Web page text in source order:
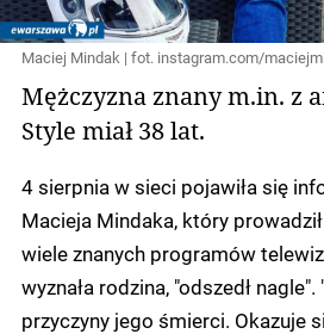
Maciej Mindak | fot. instagram.com/
Mężczyzna znany m.in. z
Style miał 38 lat.
4 sierpnia w sieci pojawiła się
Macieja Mindaka, który
wiele znanych programów
wyznała rodzina, "odszedł nagle".
przyczyny jego śmierci. Okazuje